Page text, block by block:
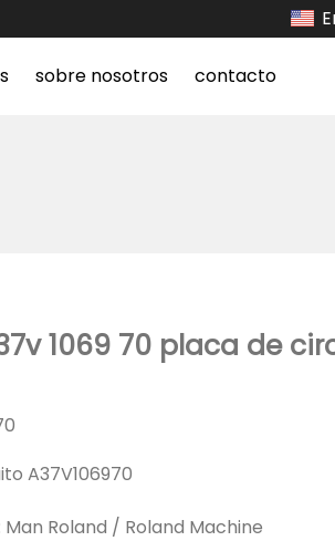
sobre nosotros contacto
1069 70 placa de
A37V106970
Roland / Roland Machine